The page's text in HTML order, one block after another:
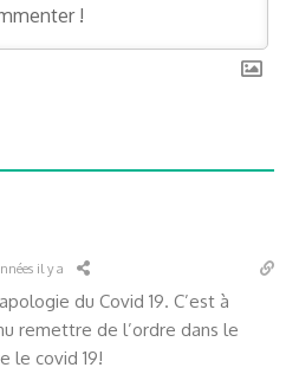
il y a
du Covid 19. C’est à
remettre de l’ordre dans le
le covid 19!